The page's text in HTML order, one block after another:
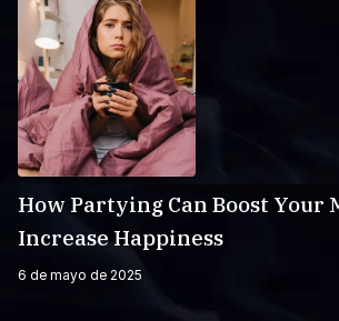
How Partying Can Boost Your
Increase Happiness
6 de mayo de 2025